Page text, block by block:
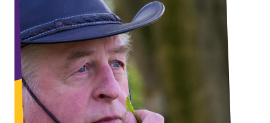
Over Volt
Mensen
Nieuws